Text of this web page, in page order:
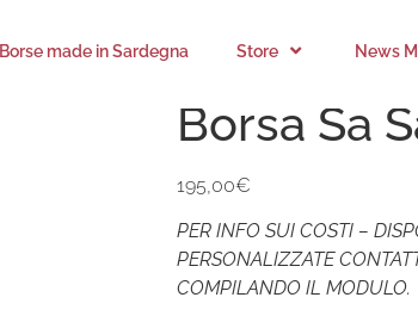
Borse made in Sardegna Store News
Borsa Sa
195,00€
PER INFO SUI COSTI –
PERSONALIZZATE
COMPILANDO IL MODULO.